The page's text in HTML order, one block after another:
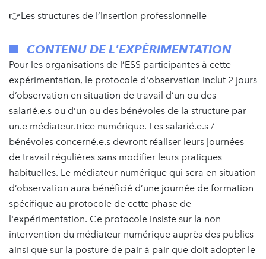
👉Les structures de l’insertion professionnelle
CONTENU DE L'EXPÉRIMENTATION
Pour les organisations de l’ESS participantes à cette
expérimentation, le protocole d'observation inclut 2 jours
d’observation en situation de travail d’un ou des
salarié.e.s ou d’un ou des bénévoles de la structure par
un.e médiateur.trice numérique. Les salarié.e.s /
bénévoles concerné.e.s devront réaliser leurs journées
de travail régulières sans modifier leurs pratiques
habituelles. Le médiateur numérique qui sera en situation
d’observation aura bénéficié d’une journée de formation
spécifique au protocole de cette phase de
l'expérimentation. Ce protocole insiste sur la non
intervention du médiateur numérique auprès des publics
ainsi que sur la posture de pair à pair que doit adopter le